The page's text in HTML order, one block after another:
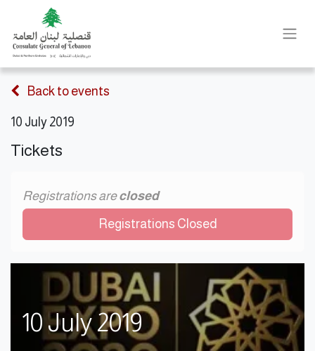
Back to events
10 July 2019
Tickets
Registrations areclosed
Registrations Closed
10 July 2019